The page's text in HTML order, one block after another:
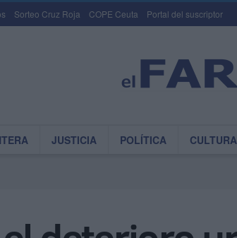
Sorteo Cruz Roja COPE Ceuta Portal del suscriptor
JUSTICIA POLÍTICA CULTURA